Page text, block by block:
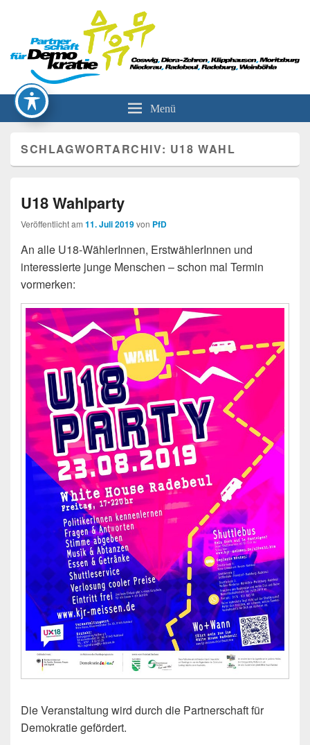
Partnerschaft für Demokratie
Menü
SCHLAGWORTARCHIV: U18 WAHL
U18 Wahlparty
Veröffentlicht am 11. Juli 2019von PfD
An alle U18-WählerInnen, ErstwählerInnen und
interessierte junge Menschen – schon mal Termin
vormerken:
Die Veranstaltung wird durch die Partnerschaft für
Demokratie gefördert.